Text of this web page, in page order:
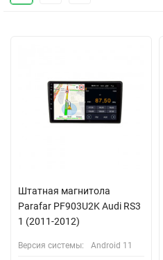
Штатная магнитола
Parafar PF903U2K Audi RS3
1 (2011-2012)
Версия системы: Android 11